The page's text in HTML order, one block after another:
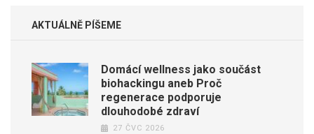
AKTUÁLNĚ PÍŠEME
Domácí wellness jako součást
biohackingu aneb Proč
regenerace podporuje
dlouhodobé zdraví
27 ČVC 2026